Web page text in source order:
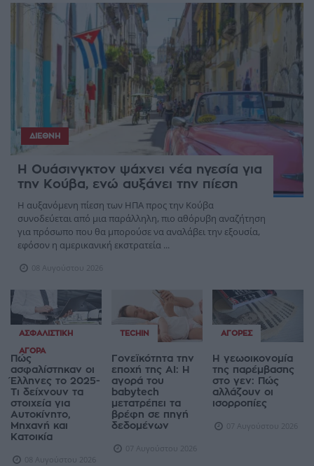
ΔΙΕΘΝΉ
Η Ουάσινγκτον ψάχνει νέα ηγεσία για
την Κούβα, ενώ αυξάνει την πίεση
Η αυξανόμενη πίεση των ΗΠΑ προς την Κούβα
συνοδεύεται από μια παράλληλη, πιο αθόρυβη αναζήτηση
για πρόσωπο που θα μπορούσε να αναλάβει την εξουσία,
εφόσον η αμερικανική εκστρατεία ...
08 Αυγούστου 2026
ΑΣΦΑΛΙΣΤΙΚΉ
ΑΓΟΡΆ
Πώς
ασφαλίστηκαν οι
Έλληνες το 2025-
Τι δείχνουν τα
στοιχεία για
Αυτοκίνητο,
Μηχανή και
Κατοικία
08 Αυγούστου 2026
TECHIN
Γονεϊκότητα την
εποχή της AI: Η
αγορά του
babytech
μετατρέπει τα
βρέφη σε πηγή
δεδομένων
07 Αυγούστου 2026
ΑΓΟΡΈΣ
Η γεωοικονομία
της παρέμβασης
στο γεν: Πώς
αλλάζουν οι
ισορροπίες
07 Αυγούστου 2026